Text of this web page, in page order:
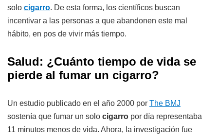
solo cigarro. De esta forma, los científicos buscan
incentivar a las personas a que abandonen este mal
hábito, en pos de vivir más tiempo.
Salud: ¿Cuánto tiempo de vida se
pierde al fumar un cigarro?
Un estudio publicado en el año 2000 por The BMJ
sostenía que fumar un solo cigarro por día representaba
11 minutos menos de vida. Ahora, la investigación fue